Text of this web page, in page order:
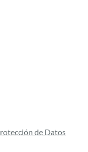
de Datos